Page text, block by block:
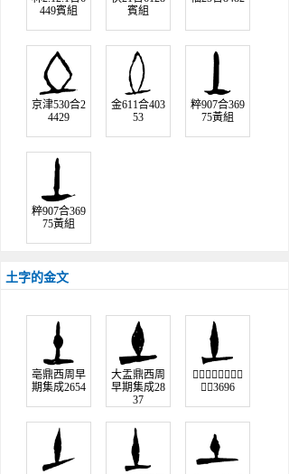
449賓組
賓組
京津530合2
4429
金611合403
53
粹907合369
75黃組
粹907合369
75黃組
土字的金文
亳鼎西周早
期集成2654
大盂鼎西周
早期集成28
37
𤔲土𤔲簋西周早期
集成3696